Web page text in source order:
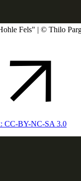
Fels" | © Thilo
CC-BY-NC-SA 3.0